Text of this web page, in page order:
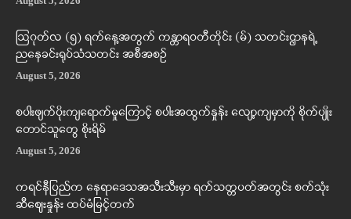
ဩဂုတ်လ (၅) ရက်နေ့အတွက် ကန္တာရဝတီတိုင်း (မ်) သတင်းဌာနရဲ့
ညနေခင်းရုပ်သံသတင်း အစီအစဉ်
August 5, 2026
စပါးဖျက်ပိုးကျရောက်မှုကြောင့် စပါးအထွက်နှုန်း လျော့ကျမှာကို စိုက်ပျိုး
တောင်သူတွေ စိုးရိမ်
August 5, 2026
ကရင်နီပြည်က နေရာဒေသအသီးသီးမှာ ရက်သတ္တပတ်အတွင်း စက်သုံး
ဆီဈေးနှုန်း ထပ်မံမြင့်တက်